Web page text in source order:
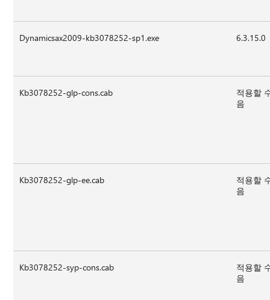
Dynamicsax2009-kb3078252-sp1.exe 6.3.15.0
Kb3078252-glp-cons.cab
적용할
음
Kb3078252-glp-ee.cab
적용할
음
Kb3078252-syp-cons.cab
적용할
음